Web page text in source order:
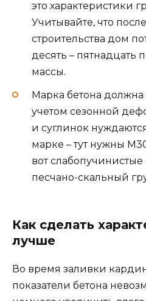
это характеристики
Учитывайте, что
строительства дом
десять – пятнадцать
массы.
Марка бетона
учетом сезонной
и суглинок
марке – тут нужны
вот
песчано-скальный
Как сделать
лучше
Во время заливки
показатели бетона